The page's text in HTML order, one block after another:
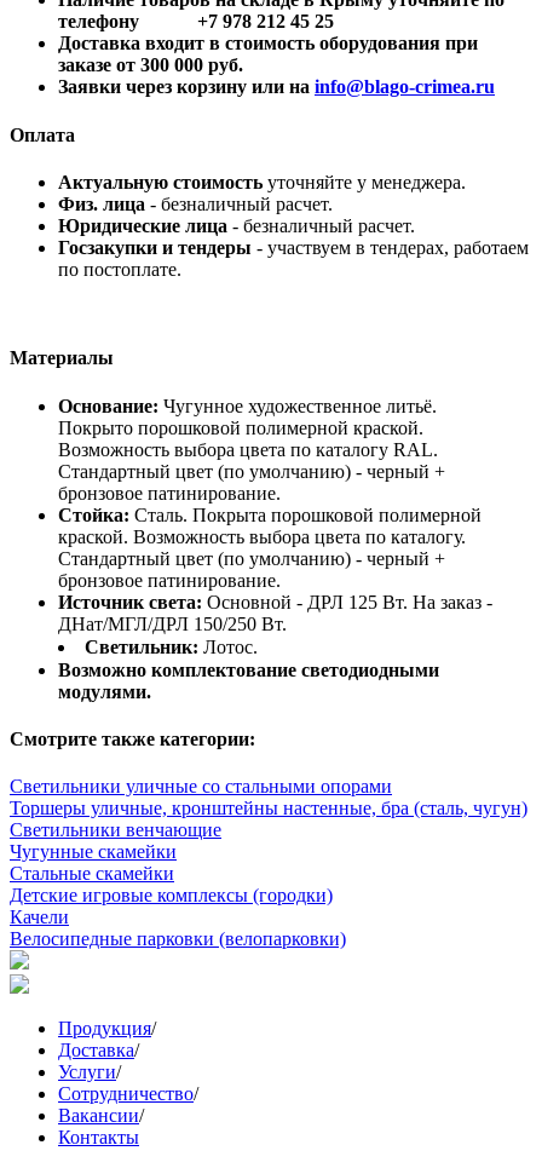
телефону +7 978 212 45 25
Доставка входит в стоимость оборудования при
заказе от 300 000 руб.
Заявки через корзину или на info@blago-crimea.ru
Оплата
Актуальную стоимость уточняйте у менеджера.
Физ. лица - безналичный расчет.
Юридические лица - безналичный расчет.
Госзакупки и тендеры - участвуем в тендерах, работаем
по постоплате.
Материалы
Основание: Чугунное художественное литьё.
Покрыто порошковой полимерной краской.
Возможность выбора цвета по каталогу RAL.
Стандартный цвет (по умолчанию) - черный +
бронзовое патинирование.
Стойка: Сталь. Покрыта порошковой полимерной
краской. Возможность выбора цвета по каталогу.
Стандартный цвет (по умолчанию) - черный +
бронзовое патинирование.
Источник света: Основной - ДРЛ 125 Вт. На заказ -
ДНат/МГЛ/ДРЛ 150/250 Вт.
Светильник: Лотос.
Возможно комплектование светодиодными
модулями.
Смотрите также категории:
Светильники уличные со стальными опорами
Торшеры уличные, кронштейны настенные, бра (сталь, чугун)
Светильники венчающие
Чугунные скамейки
Стальные скамейки
Детские игровые комплексы (городки)
Качели
Велосипедные парковки (велопарковки)
Продукция/
Доставка/
Услуги/
Сотрудничество/
Вакансии/
Контакты